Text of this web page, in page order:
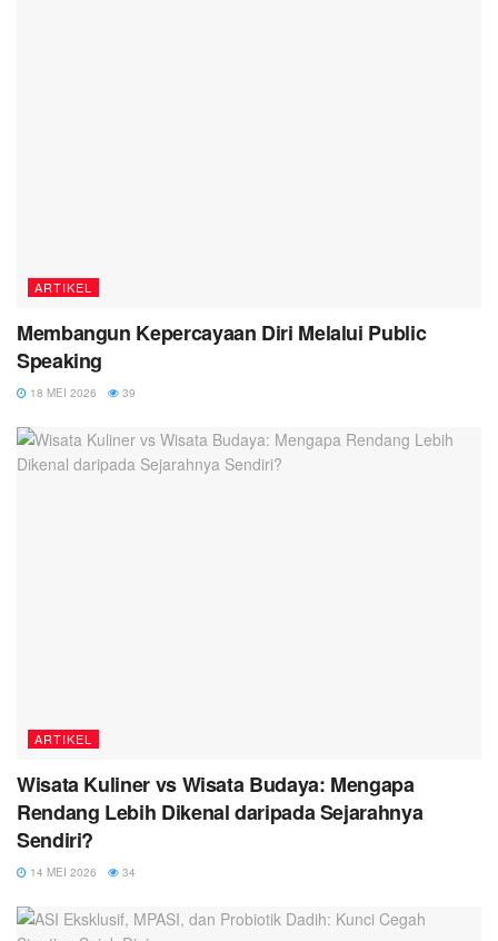
ARTIKEL
Membangun Kepercayaan Diri Melalui Public
Speaking
18 MEI 2026 39
ARTIKEL
Wisata Kuliner vs Wisata Budaya: Mengapa
Rendang Lebih Dikenal daripada Sejarahnya
Sendiri?
14 MEI 2026 34